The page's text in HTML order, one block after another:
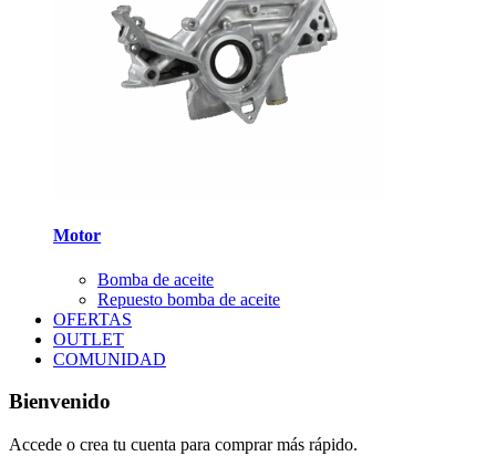
Motor
Bomba de aceite
Repuesto bomba de aceite
OFERTAS
OUTLET
COMUNIDAD
Bienvenido
Accede o crea tu cuenta para comprar más rápido.